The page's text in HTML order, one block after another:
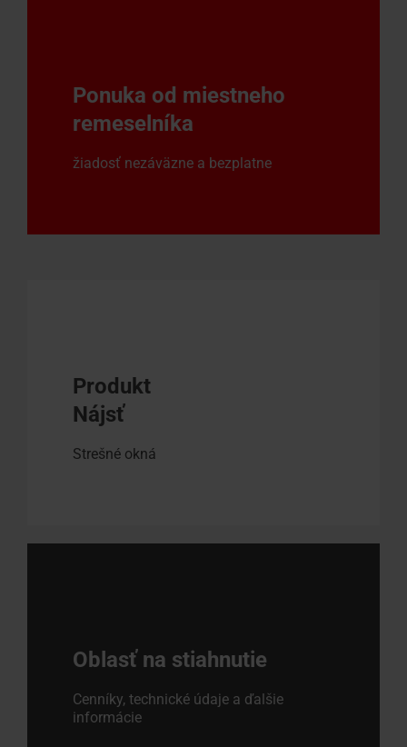
Ponuka od miestneho
remeselníka
žiadosť nezáväzne a bezplatne
Produkt
Nájsť
Strešné okná
Oblasť na stiahnutie
Cenníky, technické údaje a ďalšie
informácie